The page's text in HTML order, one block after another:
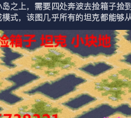
之上，需要四处奔波去捡箱子
，该图几乎所有的坦克都能够